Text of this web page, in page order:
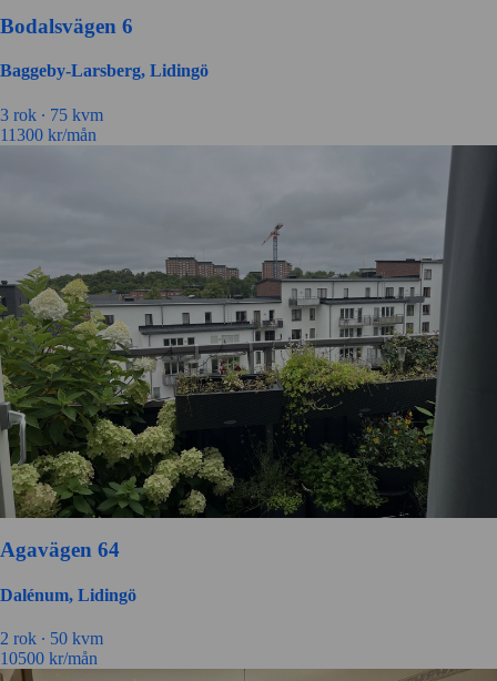
Bodalsvägen 6
Baggeby-Larsberg, Lidingö
3 rok ∙ 75 kvm
11300 kr/mån
Agavägen 64
Dalénum, Lidingö
2 rok ∙ 50 kvm
10500 kr/mån